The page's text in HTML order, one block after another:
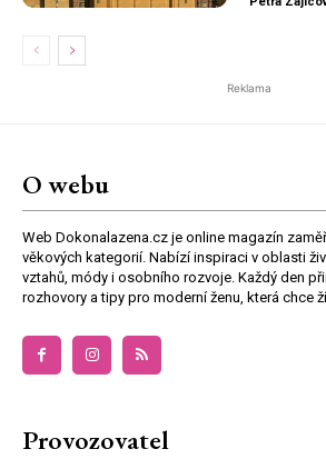
Reklama
O webu
Web Dokonalazena.cz je online magazín
věkových kategorií. Nabízí inspiraci v oblasti
vztahů, módy i osobního rozvoje. Každý den
rozhovory a tipy pro moderní ženu, která chce
Provozovatel